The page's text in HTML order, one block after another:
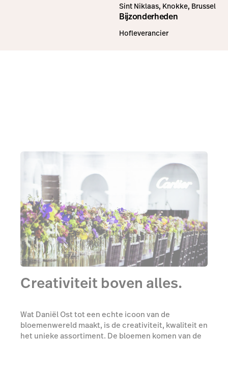
Sint Niklaas, Knokke, Brussel
Bijzonderheden
Hofleverancier
Creativiteit boven alles.
Wat Daniël Ost tot een echte icoon van de
bloemenwereld maakt, is de creativiteit, kwaliteit en
het unieke assortiment. De bloemen komen van de